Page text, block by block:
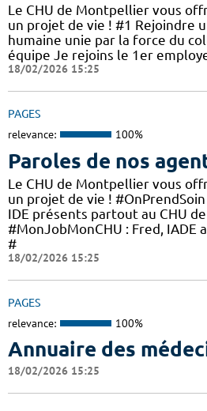
Le CHU de Montpellier vous
un projet de vie ! #1 Rejoindre
humaine unie par la force du
équipe Je rejoins le 1er
18/02/2026 15:25
PAGES
relevance: 100%
Paroles de nos
Le CHU de Montpellier vous
un projet de vie !
IDE présents partout au CHU
#MonJobMonCHU : Fred, IADE
#
18/02/2026 15:25
PAGES
relevance: 100%
Annuaire des
18/02/2026 15:25